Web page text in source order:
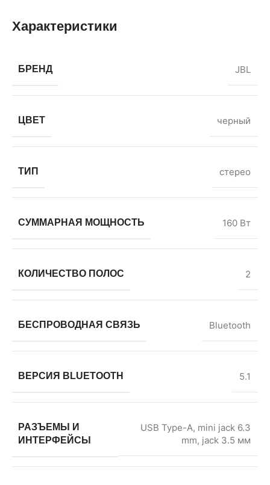
Характеристики
БРЕНД JBL
ЦВЕТ черный
ТИП стерео
СУММАРНАЯ МОЩНОСТЬ 160 Вт
КОЛИЧЕСТВО ПОЛОС 2
БЕСПРОВОДНАЯ СВЯЗЬ Bluetooth
ВЕРСИЯ BLUETOOTH 5.1
РАЗЪЕМЫ И
ИНТЕРФЕЙСЫ
USB Type-A, mini jack 6.3
mm, jack 3.5 мм